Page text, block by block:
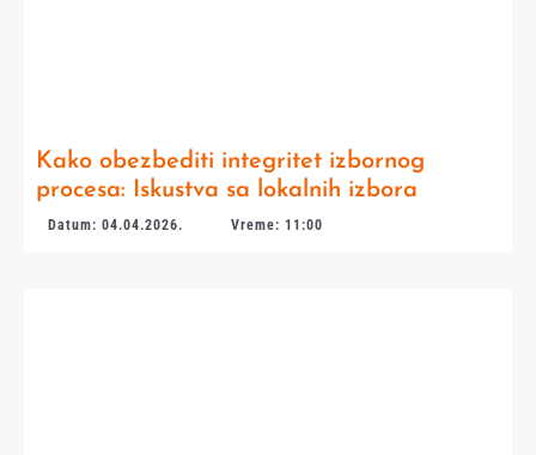
Kako obezbediti integritet izbornog
procesa: Iskustva sa lokalnih izbora
Datum: 04.04.2026. Vreme: 11:00